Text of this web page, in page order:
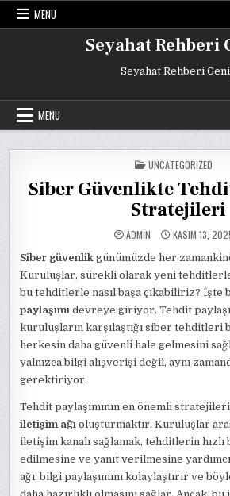
Skip
MENU
Seyahat Rehberi
Seyahat Rehberi
MENU
POSTED
IN
UNCATEGORIZED
Siber Güvenlikte
Stratejileri
ADMIN KASIM 13,
Siber güvenlik günümüzde her
Kuruluşlar, sürekli olarak yeni tehditlerle
bu tehditlerle nasıl başa çıkabiliriz? İşte
paylaşımı devreye giriyor. Tehdit
kuruluşların karşılaştığı siber
herkesin daha güvenli hale gelmesini
yalnızca bilgi alışverişi değil, aynı
gerektiriyor.
Tehdit paylaşımının en önemli
iletişim ağı oluşturmaktır. Kuruluşlar
iletişim kanalı sağlamak, tehditlerin
edilmesine ve yanıt verilmesine
ağı, bilgi paylaşımını kolaylaştırır ve